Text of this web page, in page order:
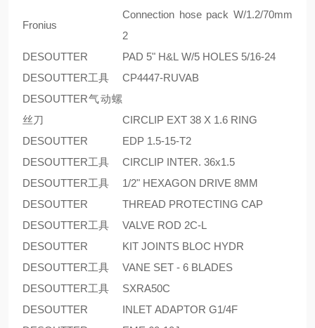
Fronius
Connection hose pack W/1.2/70mm
2
DESOUTTER
PAD 5" H&L W/5 HOLES 5/16-24
DESOUTTER工具
CP4447-RUVAB
DESOUTTER气动螺
丝刀
CIRCLIP EXT 38 X 1.6 RING
DESOUTTER
EDP 1.5-15-T2
DESOUTTER工具
CIRCLIP INTER. 36x1.5
DESOUTTER工具
1/2" HEXAGON DRIVE 8MM
DESOUTTER
THREAD PROTECTING CAP
DESOUTTER工具
VALVE ROD 2C-L
DESOUTTER
KIT JOINTS BLOC HYDR
DESOUTTER工具
VANE SET - 6 BLADES
DESOUTTER工具
SXRA50C
DESOUTTER
INLET ADAPTOR G1/4F